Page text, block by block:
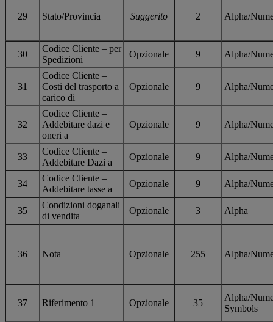
29 Stato/Provincia Suggerito 2 Alpha/
30
Codice Cliente – per
Spedizioni
Opzionale 9 Alpha/
31
Codice Cliente –
Costi del trasporto a
carico di
Opzionale 9 Alpha/
32
Codice Cliente –
Addebitare dazi e
oneri a
Opzionale 9 Alpha/
33
Codice Cliente –
Addebitare Dazi a
Opzionale 9 Alpha/
34
Codice Cliente –
Addebitare tasse a
Opzionale 9 Alpha/
35
Condizioni doganali
di vendita
Opzionale 3 Alpha
36 Nota Opzionale 255 Alpha/
37 Riferimento 1 Opzionale 35
Alpha/
Symbols